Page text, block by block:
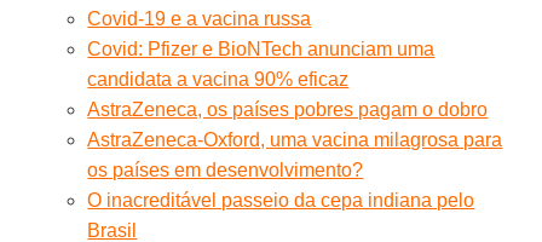
Covid-19 e a vacina russa
Covid: Pfizer e BioNTech anunciam uma
candidata a vacina 90% eficaz
AstraZeneca, os países pobres pagam o dobro
AstraZeneca-Oxford, uma vacina milagrosa para
os países em desenvolvimento?
O inacreditável passeio da cepa indiana pelo
Brasil